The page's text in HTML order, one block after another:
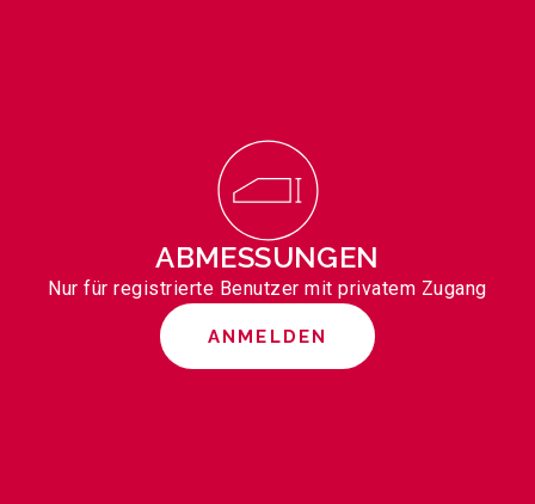
ABMESSUNGEN
Nur für registrierte Benutzer mit privatem Zugang
ANMELDEN